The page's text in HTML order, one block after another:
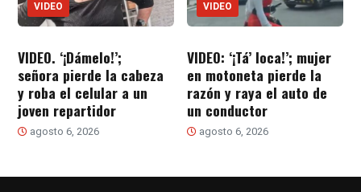
VIDEO
VIDEO. ‘¡Dámelo!’;
señora pierde la cabeza
y roba el celular a un
joven repartidor
agosto 6, 2026
VIDEO
VIDEO: ‘¡Tá’ loca!’; mujer
en motoneta pierde la
razón y raya el auto de
un conductor
agosto 6, 2026